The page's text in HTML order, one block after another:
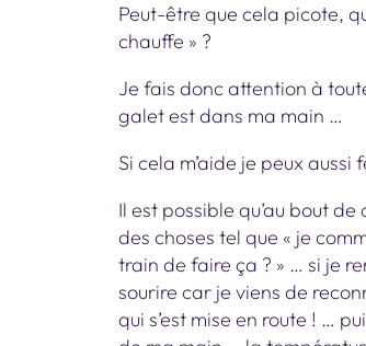
Peut-être que cela picote,
chauffe » ?
Je fais donc attention à
galet est dans ma main …
Si cela m’aide je peux aussi
Il est possible qu’au bout
des choses tel que « je
train de faire ça ? » … si je
sourire car je viens de
qui s’est mise en route ! …